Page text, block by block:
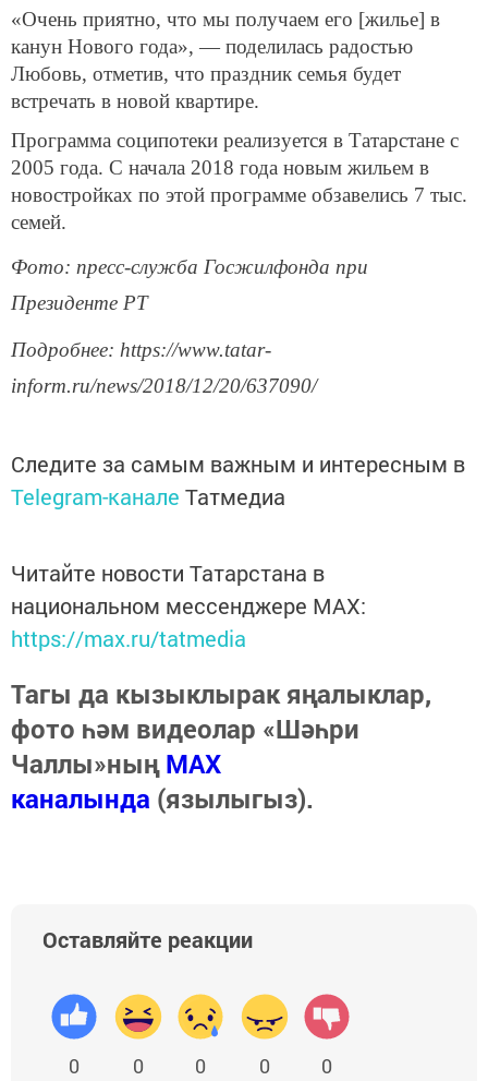
«Очень приятно, что мы получаем его [жилье] в
канун Нового года», — поделилась радостью
Любовь, отметив, что праздник семья будет
встречать в новой квартире.
Программа соципотеки реализуется в Татарстане с
2005 года. С начала 2018 года новым жильем в
новостройках по этой программе обзавелись 7 тыс.
семей.
Фото: пресс-служба Госжилфонда при
Президенте РТ
Подробнее: https://www.tatar-
inform.ru/news/2018/12/20/637090/
Следите за самым важным и интересным в
Telegram-канале Татмедиа
Читайте новости Татарстана в
национальном мессенджере MАХ:
https://max.ru/tatmedia
Тагы да кызыклырак яңалыклар,
фото һәм видеолар «Шәһри
Чаллы»ныңMAX
каналында (язылыгыз).
Оставляйте реакции
0 0 0 0 0